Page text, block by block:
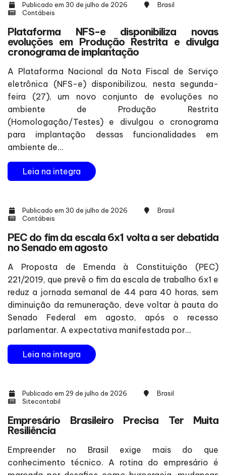
Publicado em 30 de julho de 2026
Brasil
Contábeis
Plataforma NFS-e disponibiliza novas
evoluções em Produção Restrita e divulga
cronograma de implantação
A Plataforma Nacional da Nota Fiscal de Serviço
eletrônica (NFS-e) disponibilizou, nesta segunda-
feira (27), um novo conjunto de evoluções no
ambiente de Produção Restrita
(Homologação/Testes) e divulgou o cronograma
para implantação dessas funcionalidades em
ambiente de...
Leia na integra
Publicado em 30 de julho de 2026
Brasil
Contábeis
PEC do fim da escala 6x1 volta a ser debatida
no Senado em agosto
A Proposta de Emenda à Constituição (PEC)
221/2019, que prevê o fim da escala de trabalho 6x1 e
reduz a jornada semanal de 44 para 40 horas, sem
diminuição da remuneração, deve voltar à pauta do
Senado Federal em agosto, após o recesso
parlamentar. A expectativa manifestada por...
Leia na integra
Publicado em 29 de julho de 2026
Brasil
Sitecontabil
Empresário Brasileiro Precisa Ter Muita
Resiliência
Empreender no Brasil exige mais do que
conhecimento técnico. A rotina do empresário é